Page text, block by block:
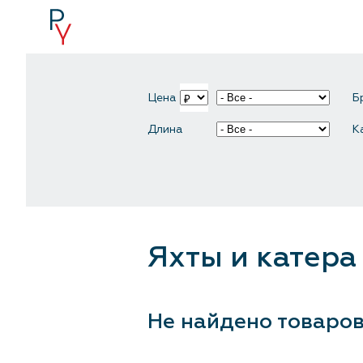
Цена
Длина
Яхты и катера
Не найдено товаров